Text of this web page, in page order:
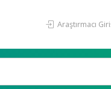
Araştırmacı